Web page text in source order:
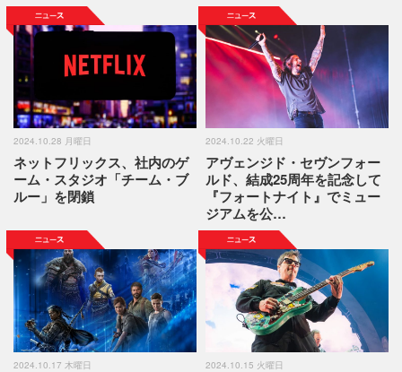
2024.10.28 月曜日
ネットフリックス、社内のゲ
ーム・スタジオ「チーム・ブ
ルー」を閉鎖
2024.10.22 火曜日
アヴェンジド・セヴンフォー
ルド、結成25周年を記念して
『フォートナイト』でミュー
ジアムを公…
2024.10.17 木曜日 2024.10.15 火曜日